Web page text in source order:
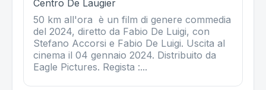
Centro De Laugier
50 km all'ora è un film di genere commedia
del 2024, diretto da Fabio De Luigi, con
Stefano Accorsi e Fabio De Luigi. Uscita al
cinema il 04 gennaio 2024. Distribuito da
Eagle Pictures. Regista :...